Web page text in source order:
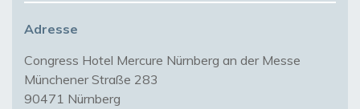
Adresse
Congress Hotel Mercure Nürnberg an der Messe
Münchener Straße 283
90471 Nürnberg